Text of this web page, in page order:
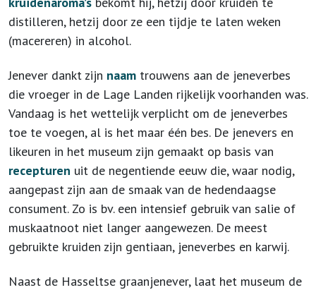
distilleren, hetzij door ze een tijdje te laten weken
(macereren) in alcohol.
Jenever dankt zijn naam trouwens aan de jeneverbes
die vroeger in de Lage Landen rijkelijk voorhanden was.
Vandaag is het wettelijk verplicht om de jeneverbes
toe te voegen, al is het maar één bes. De jenevers en
likeuren in het museum zijn gemaakt op basis van
recepturen uit de negentiende eeuw die, waar nodig,
aangepast zijn aan de smaak van de hedendaagse
consument. Zo is bv. een intensief gebruik van salie of
muskaatnoot niet langer aangewezen. De meest
gebruikte kruiden zijn gentiaan, jeneverbes en karwij.
Naast de Hasseltse graanjenever, laat het museum de